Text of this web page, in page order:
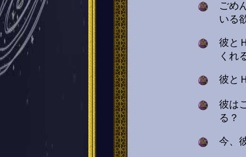
ごめ
いる
彼と
くれ
彼と
彼は
る？
今、